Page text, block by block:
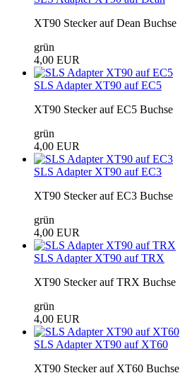
XT90 Stecker auf Dean Buchse
grün
4,00 EUR
SLS Adapter XT90 auf EC5
XT90 Stecker auf EC5 Buchse
grün
4,00 EUR
SLS Adapter XT90 auf EC3
XT90 Stecker auf EC3 Buchse
grün
4,00 EUR
SLS Adapter XT90 auf TRX
XT90 Stecker auf TRX Buchse
grün
4,00 EUR
SLS Adapter XT90 auf XT60
XT90 Stecker auf XT60 Buchse